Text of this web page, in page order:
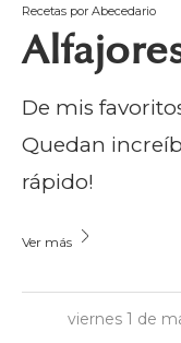
Recetas por Abecedario
De mis
Quedan
rápido!
Ver más
viernes 1 de